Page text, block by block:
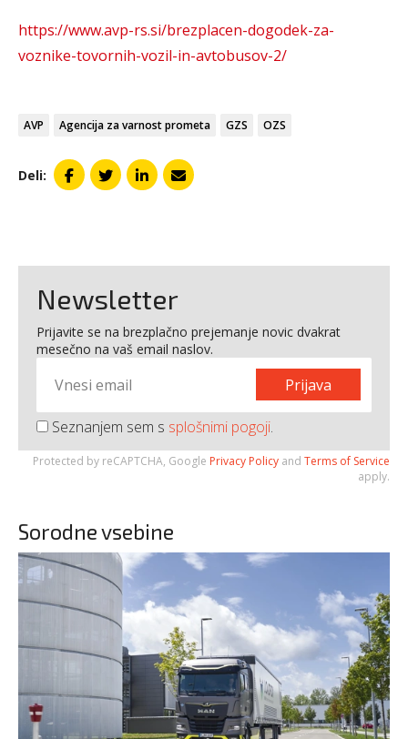
https://www.avp-rs.si/brezplacen-dogodek-za-
voznike-tovornih-vozil-in-avtobusov-2/
AVP Agencija za varnost prometa GZS OZS
Deli:
Newsletter
Prijavite se na brezplačno prejemanje novic dvakrat
mesečno na vaš email naslov.
Prijava
Seznanjem sem s splošnimi pogoji.
Protected by reCAPTCHA, Google Privacy Policy and Terms of Service
apply.
Sorodne vsebine